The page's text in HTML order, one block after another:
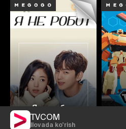
TVCOM
Ilovada ko'rish
Я не робот
8.2 8.0